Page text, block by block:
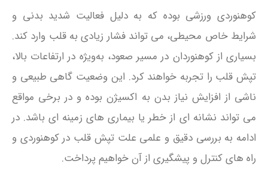
کوهنوردی ورزشی بوده که به دلیل فعالیت شدید بدنی و
شرایط خاص محیطی، می‌ تواند فشار زیادی به قلب وارد کند.
بسیاری از کوهنوردان در مسیر صعود، به‌ویژه در ارتفاعات بالا،
تپش قلب را تجربه خواهند کرد. این وضعیت گاهی طبیعی و
ناشی از افزایش نیاز بدن به اکسیژن بوده و در برخی مواقع
می‌ تواند نشانه‌ ای از خطر یا بیماری‌ های زمینه‌ ای باشد. در
ادامه به بررسی دقیق و علمی علت تپش قلب در کوهنوردی و
راه‌ های کنترل و پیشگیری از آن خواهیم پرداخت.